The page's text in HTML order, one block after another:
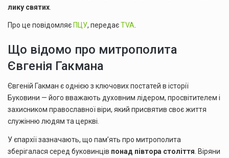
лику святих
Про це повідомляє ПЦУ, передаєTVA.
Що відомо про митрополита
Євгенія Гакмана
Євгеній Гакман є однією з ключових постатей в історії
Буковини — його вважають духовним лідером, просвітителем і
захисником православної віри, який присвятив своє життя
служінню людям та церкві.
У єпархії зазначають, що пам’ять про митрополита
зберігалася серед буковинців понад півтора століття . Віряни